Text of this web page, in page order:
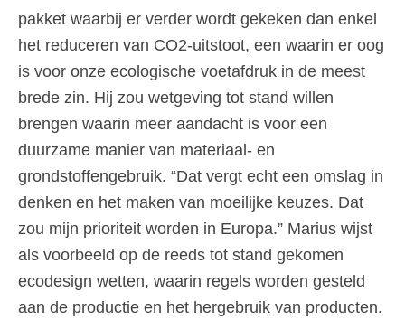
pakket waarbij er verder wordt gekeken dan enkel
het reduceren van CO2-uitstoot, een waarin er oog
is voor onze ecologische voetafdruk in de meest
brede zin. Hij zou wetgeving tot stand willen
brengen waarin meer aandacht is voor een
duurzame manier van materiaal- en
grondstoffengebruik. “Dat vergt echt een omslag in
denken en het maken van moeilijke keuzes. Dat
zou mijn prioriteit worden in Europa.” Marius wijst
als voorbeeld op de reeds tot stand gekomen
ecodesign wetten, waarin regels worden gesteld
aan de productie en het hergebruik van producten.